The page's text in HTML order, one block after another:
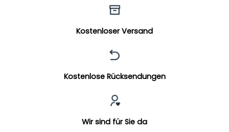
Kostenloser Versand
Kostenlose Rücksendungen
Wir sind für Sie da